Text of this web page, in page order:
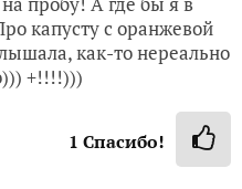
капусту с оранжевой
как-то нереально
+!!!!)))
1 Спасибо!